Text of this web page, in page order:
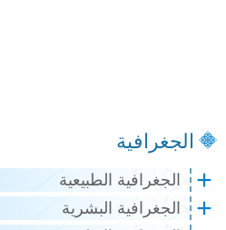
الجغرافية
الجغرافية الطبيعية
الجغرافية البشرية